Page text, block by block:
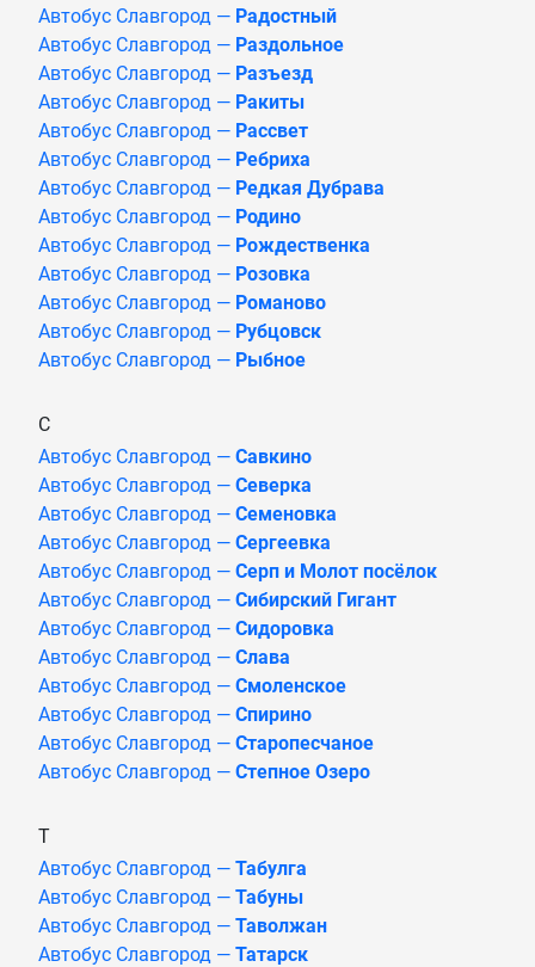
Автобус Славгород — Радостный
Автобус Славгород — Раздольное
Автобус Славгород — Разъезд
Автобус Славгород — Ракиты
Автобус Славгород — Рассвет
Автобус Славгород — Ребриха
Автобус Славгород — Редкая Дубрава
Автобус Славгород — Родино
Автобус Славгород — Рождественка
Автобус Славгород — Розовка
Автобус Славгород — Романово
Автобус Славгород — Рубцовск
Автобус Славгород — Рыбное
С
Автобус Славгород — Савкино
Автобус Славгород — Северка
Автобус Славгород — Семеновка
Автобус Славгород — Сергеевка
Автобус Славгород — Серп и Молот посёлок
Автобус Славгород — Сибирский Гигант
Автобус Славгород — Сидоровка
Автобус Славгород — Слава
Автобус Славгород — Смоленское
Автобус Славгород — Спирино
Автобус Славгород — Старопесчаное
Автобус Славгород — Степное Озеро
Т
Автобус Славгород — Табулга
Автобус Славгород — Табуны
Автобус Славгород — Таволжан
Автобус Славгород — Татарск